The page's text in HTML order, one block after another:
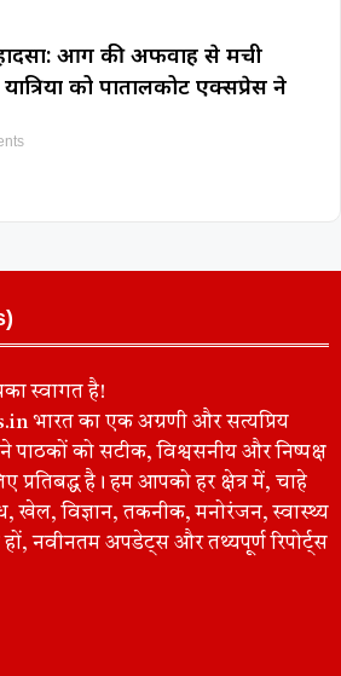
आग की अफवाह से मची
को पातालकोट एक्सप्रेस ने
स्वागत है!
भारत का एक अग्रणी और सत्यप्रिय
पाठकों को सटीक, विश्वसनीय और निष्पक्ष
प्रतिबद्ध है। हम आपको हर क्षेत्र में, चाहे
खेल, विज्ञान, तकनीक, मनोरंजन, स्वास्थ्य
नवीनतम अपडेट्स और तथ्यपूर्ण रिपोर्ट्स